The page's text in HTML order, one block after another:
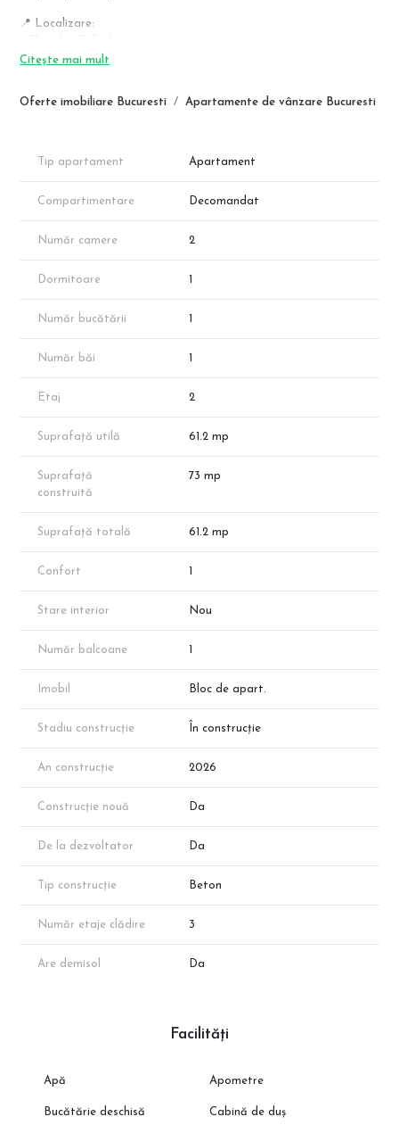
Oferte imobiliare Bucuresti Apartamente de vânzare Bucuresti
📍 Localizare:
– Stație STB la ~500 m
🏢 Detalii imobil:
– Ansamblu nou
– Cameră de zi + bucătărie open-space: 31,30 mp
– Dormitor: 13,15 mp
– Baie: 4,80 mp
– Balcon: 8,55 mp
– Suprafață utilă: 52,65 mp
– Suprafață totală: 61,20 mp
– Încălzire în pardoseală
– WC încastrat Geberit
– Utilități complete
– Finisaje la alegere
💶 Prețuri în funcție de avans:
❗ Fără comision – direct de la dezvoltator
📞 Pentru detalii și programare vizionare, contactează
reprezentantul dezvoltatorului.
Citește mai mult
Tip apartament Apartament
Compartimentare Decomandat
Număr camere 2
Dormitoare 1
Număr bucătării 1
Număr băi 1
Etaj 2
Suprafață utilă 61.2 mp
Suprafață
construită
73 mp
Suprafață totală 61.2 mp
Confort 1
Stare interior Nou
Număr balcoane 1
Imobil Bloc de apart.
Stadiu construcție În construcție
An construcție 2026
Construcție nouă Da
De la dezvoltator Da
Tip construcție Beton
Număr etaje clădire 3
Are demisol Da
Facilități
Apă Apometre
Bucătărie deschisă Cabină de duș